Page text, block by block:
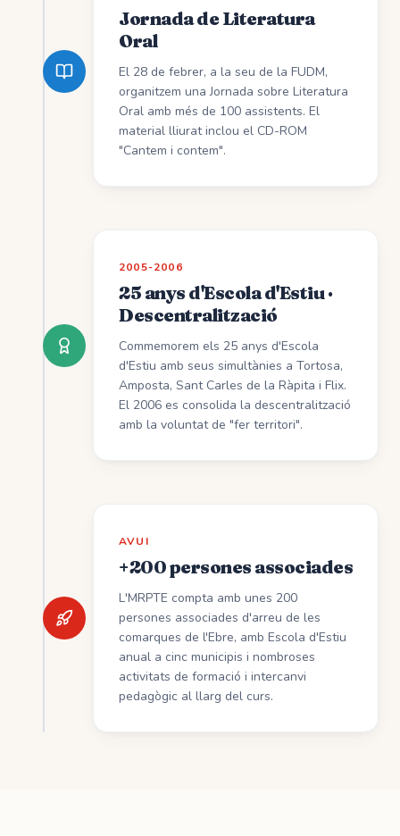
Jornada de Literatura
Oral
El 28 de febrer, a la seu de la FUDM,
organitzem una Jornada sobre Literatura
Oral amb més de 100 assistents. El
material lliurat inclou el CD-ROM
"Cantem i contem".
2005-2006
25 anys d'Escola d'Estiu ·
Descentralització
Commemorem els 25 anys d'Escola
d'Estiu amb seus simultànies a Tortosa,
Amposta, Sant Carles de la Ràpita i Flix.
El 2006 es consolida la descentralització
amb la voluntat de "fer territori".
AVUI
+200 persones associades
L'MRPTE compta amb unes 200
persones associades d'arreu de les
comarques de l'Ebre, amb Escola d'Estiu
anual a cinc municipis i nombroses
activitats de formació i intercanvi
pedagògic al llarg del curs.